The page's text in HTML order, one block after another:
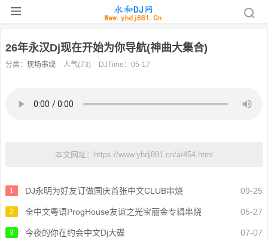
26年永汉Dj现在开始为你导航(神曲大集合)
分类： 现场串烧 人气(73) DJTime：05-17
本文网址：https://www.yhdj881.cn/a/454.html
09-25
1 DJ永明为好友订做国庆首张中文CLUB串烧
05-27
2 全中文粤语ProgHouse友谊之光宝丽金专辑串烧
07-07
3 今夜的你在约会中文Dj大碟